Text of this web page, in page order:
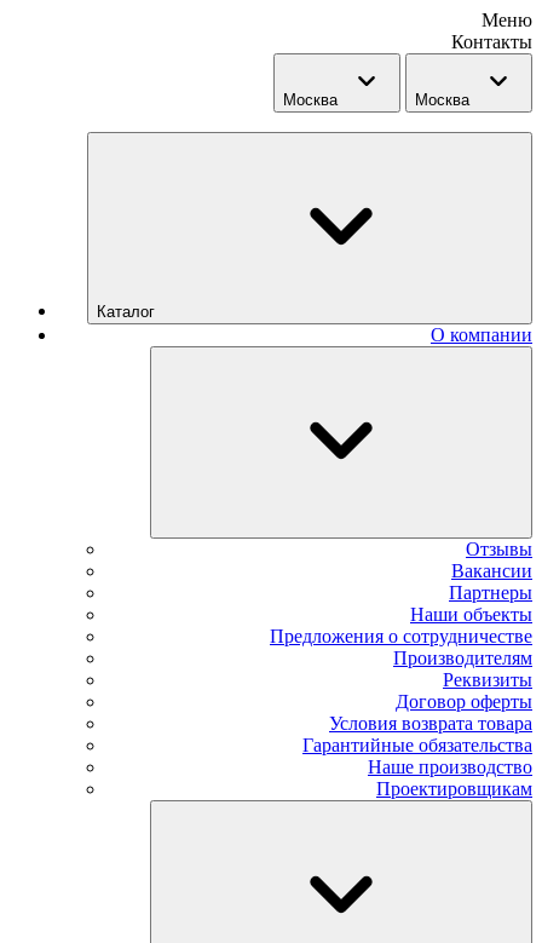
Меню
Контакты
Москва Москва
Каталог
О компании
Отзывы
Вакансии
Партнеры
Наши объекты
Предложения о сотрудничестве
Производителям
Реквизиты
Договор оферты
Условия возврата товара
Гарантийные обязательства
Наше производство
Проектировщикам